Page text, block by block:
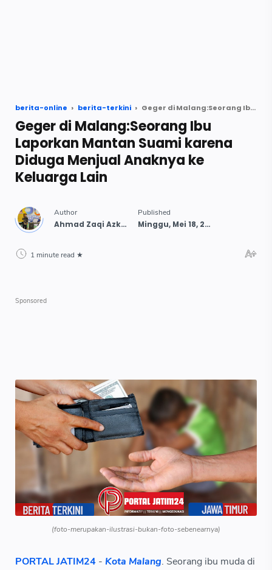
berita-online berita-terkini Geger di Malang:Seorang Ibu Laporkan Mantan Suami karena Diduga Menjual Anaknya ke Keluarga Lain
Geger di Malang:Seorang Ibu
Laporkan Mantan Suami karena
Diduga Menjual Anaknya ke
Keluarga Lain
1 minute read
(foto-merupakan-ilustrasi-bukan-foto-sebenearnya)
PORTAL JATIM24 - Kota Malang. Seorang ibu muda di